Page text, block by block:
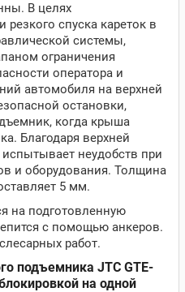
В целях
спуска кареток в
системы,
ограничения
оператора и
автомобиля на верхней
остановки,
когда крыша
Благодаря верхней
неудобств при
и оборудования. Толщина
5 мм.
на подготовленную
с помощью анкеров.
работ.
подъемника JTC GTE-
на одной